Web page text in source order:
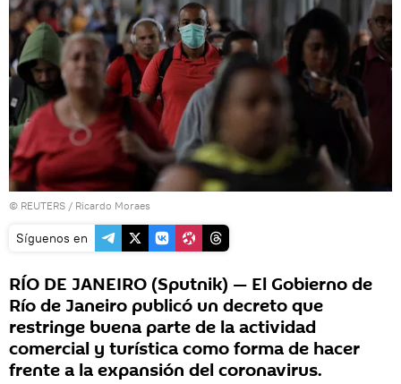
© REUTERS / Ricardo Moraes
Síguenos en
RÍO DE JANEIRO (Sputnik) — El Gobierno de
Río de Janeiro publicó un decreto que
restringe buena parte de la actividad
comercial y turística como forma de hacer
frente a la expansión del coronavirus.